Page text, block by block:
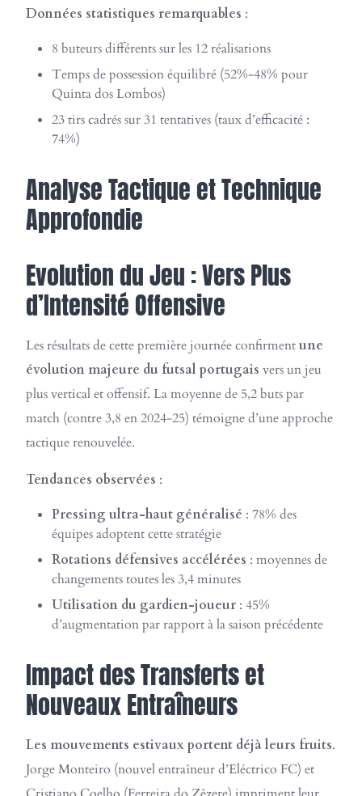
Données statistiques remarquables :
8 buteurs différents sur les 12 réalisations
Temps de possession équilibré (52%-48% pour
Quinta dos Lombos)
23 tirs cadrés sur 31 tentatives (taux d’efficacité :
74%)
Analyse Tactique et Technique
Approfondie
Evolution du Jeu : Vers Plus
d’Intensité Offensive
Les résultats de cette première journée confirmentune
évolution majeure du futsal portugais vers un jeu
plus vertical et offensif. La moyenne de 5,2 buts par
match (contre 3,8 en 2024-25) témoigne d’une approche
tactique renouvelée.
Tendances observées :
Pressing ultra-haut généralisé : 78% des
équipes adoptent cette stratégie
Rotations défensives accélérées : moyennes de
changements toutes les 3,4 minutes
Utilisation du gardien-joueur : 45%
d’augmentation par rapport à la saison précédente
Impact des Transferts et
Nouveaux Entraîneurs
Les mouvements estivaux portent déjà leurs fruits.
Jorge Monteiro (nouvel entraîneur d’Eléctrico FC) et